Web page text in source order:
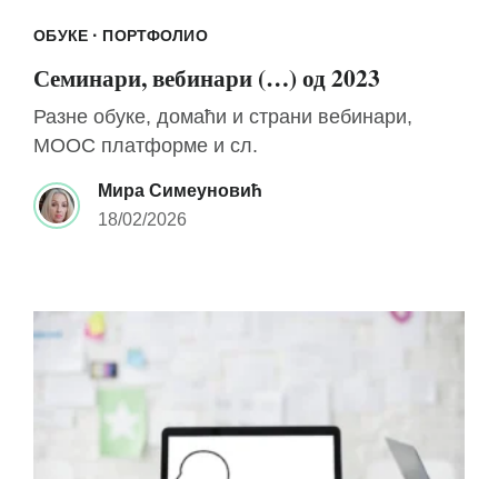
ОБУКЕ · ПОРТФОЛИО
Семинари, вебинари (…) од 2023
Разне обуке, домаћи и страни вебинари,
MOOC платформе и сл.
Мира Симеуновић
18/02/2026